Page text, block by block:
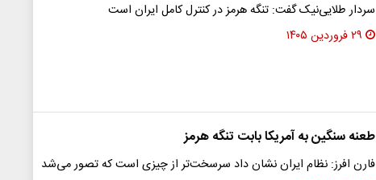
سردار طلایی‌نیک گفت: تنگه هرمز در کنترل کامل ایران است
۲۹ فروردین ۱۴۰۵
طعنه سنگین به آمریکا بابت تنگه هرمز
فارن افرز: نظام ایران نشان داد سرسخت‌تر از چیزی است که تصور می‌شد